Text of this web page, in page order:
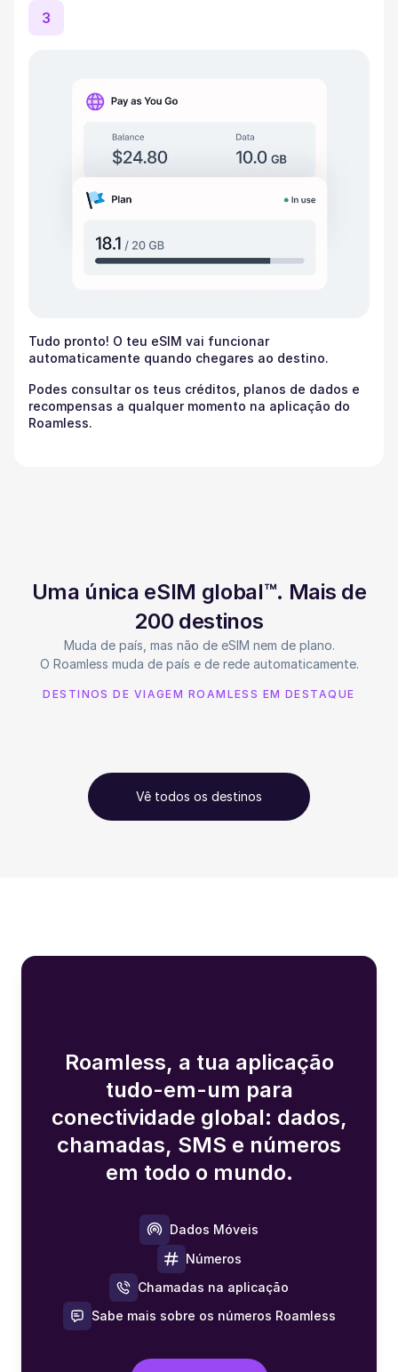
3
Tudo pronto! O teu eSIM vai funcionar
automaticamente quando chegares ao destino.
Podes consultar os teus créditos, planos de dados e
recompensas a qualquer momento na aplicação do
Roamless.
Uma única eSIM global™. Mais de
200 destinos
Muda de país, mas não de eSIM nem de plano.
O Roamless muda de país e de rede automaticamente.
DESTINOS DE VIAGEM ROAMLESS EM DESTAQUE
Vê todos os destinos
Roamless, a tua aplicação
tudo-em-um para
conectividade global: dados,
chamadas, SMS e números
em todo o mundo.
Dados Móveis
Números
Chamadas na aplicação
Sabe mais sobre os números Roamless